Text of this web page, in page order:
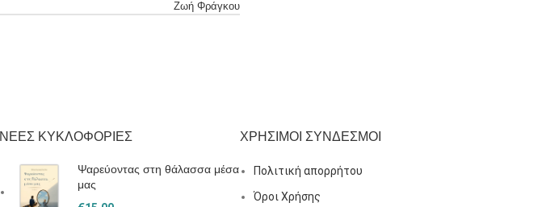
Ζωή Φράγκου
ΝΕΕΣ ΚΥΚΛΟΦΟΡΙΕΣ
Ψαρεύοντας στη θάλασσα μέσα
μας
ΧΡΗΣΙΜΟΙ ΣΥΝΔΕΣΜΟΙ
Πολιτική απορρήτου
Όροι Χρήσης